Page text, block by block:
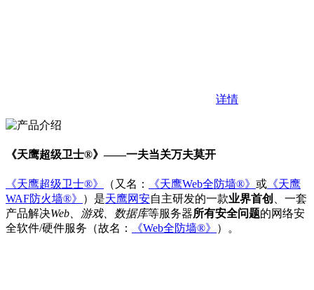
详情
《天鹰超级卫士®》——一夫当关万夫莫开
《天鹰超级卫士®》 （又名： 《天鹰Web全防墙®》 或 《天鹰
WAF防火墙®》
）是天鹰网安自主研发的一款业界首创
、一套
产品解决Web、游戏、数据库等服务器所有安全问题的网络安
全软件/硬件服务（故名：
《Web全防墙®》 ）。